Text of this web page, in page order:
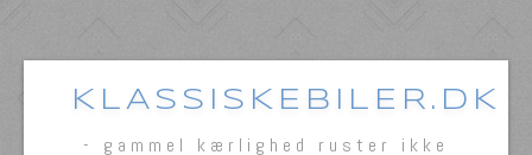
KLASSISKEBILER.DK
- gammel kærlighed ruster ikke